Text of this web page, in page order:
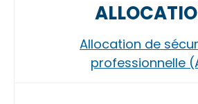
Allocation de
professionnelle